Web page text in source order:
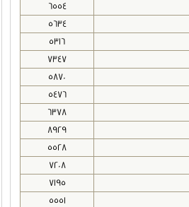
6554
5634
5316
7347
5870
5476
6378
8929
5528
7208
7195
5551